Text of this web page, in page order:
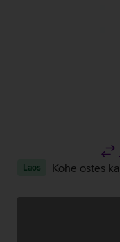
Laos Kohe ostes